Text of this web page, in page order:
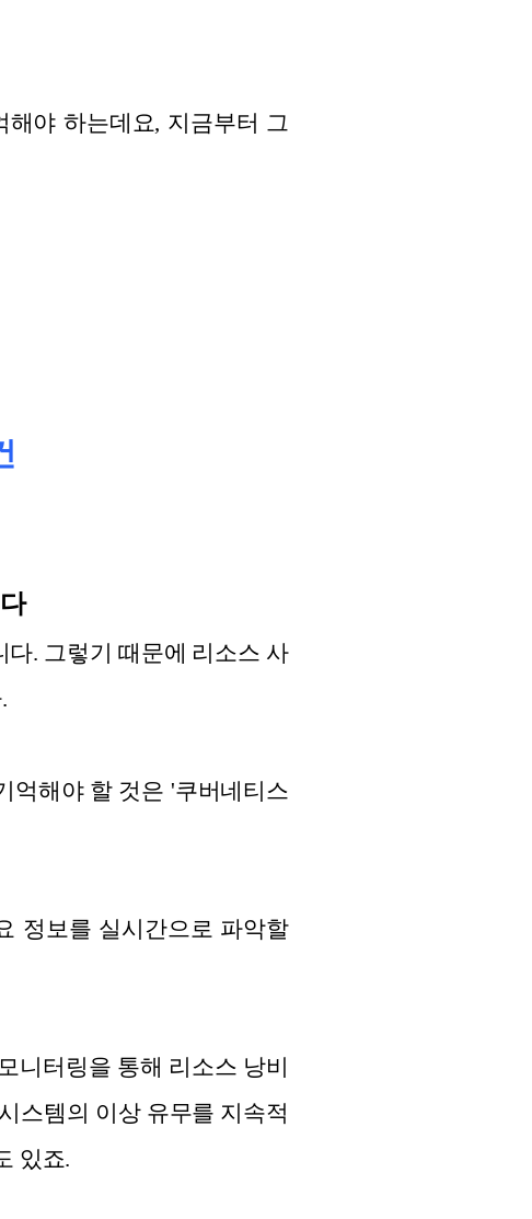
야 하는데요, 지금부터 그
. 그렇기 때문에 리소스 사
억해야 할 것은 '쿠버네티스
정보를 실시간으로 파악할
니터링을 통해 리소스 낭비
스템의 이상 유무를 지속적
있죠.